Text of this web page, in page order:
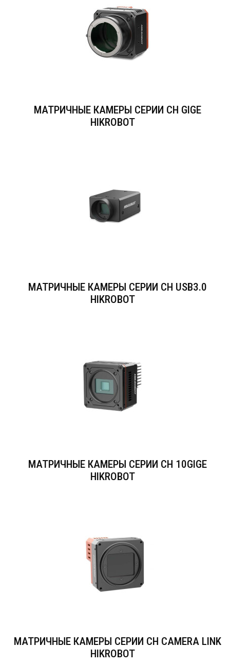
МАТРИЧНЫЕ КАМЕРЫ СЕРИИ CH GIGE
HIKROBOT
МАТРИЧНЫЕ КАМЕРЫ СЕРИИ CH USB3.0
HIKROBOT
МАТРИЧНЫЕ КАМЕРЫ СЕРИИ CH 10GIGE
HIKROBOT
МАТРИЧНЫЕ КАМЕРЫ СЕРИИ CH CAMERA LINK
HIKROBOT